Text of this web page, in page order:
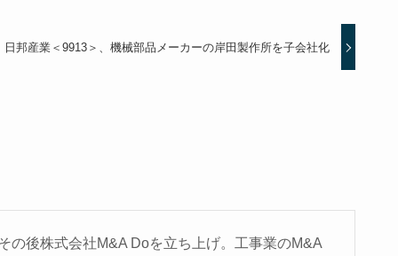
日邦産業＜9913＞、機械部品メーカーの岸田製作所を子会社化
の後株式会社M&A Doを立ち上げ。工事業のM&A